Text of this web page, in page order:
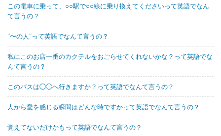
この電車に乗って、○○駅で○○線に乗り換えてくださいって英語でなん
て言うの？
"〜の人"って英語でなんて言うの？
私にこのお店一番のカクテルをおごらせてくれないかな？って英語でな
んて言うの？
このバスは◯◯へ行きますか？って英語でなんて言うの？
人から愛を感じる瞬間はどんな時ですかって英語でなんて言うの？
覚えてないだけかもって英語でなんて言うの？